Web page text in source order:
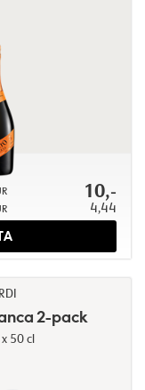
10,-
4,44
2-pack
50 cl